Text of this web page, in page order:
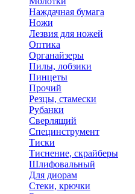
Наждачная бумага
Ножи
Лезвия для ножей
Оптика
Органайзеры
Пилы, лобзики
Пинцеты
Прочий
Резцы, стамески
Рубанки
Сверлящий
Специнструмент
Тиски
Тиснение, скрайберы
Шлифовальный
Для диорам
Стеки, крючки